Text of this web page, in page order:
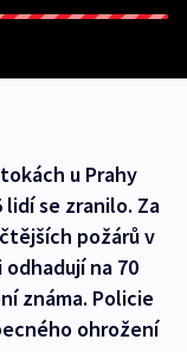
u Prahy
se zranilo. Za
požárů v
na 70
známa. Policie
ohrožení